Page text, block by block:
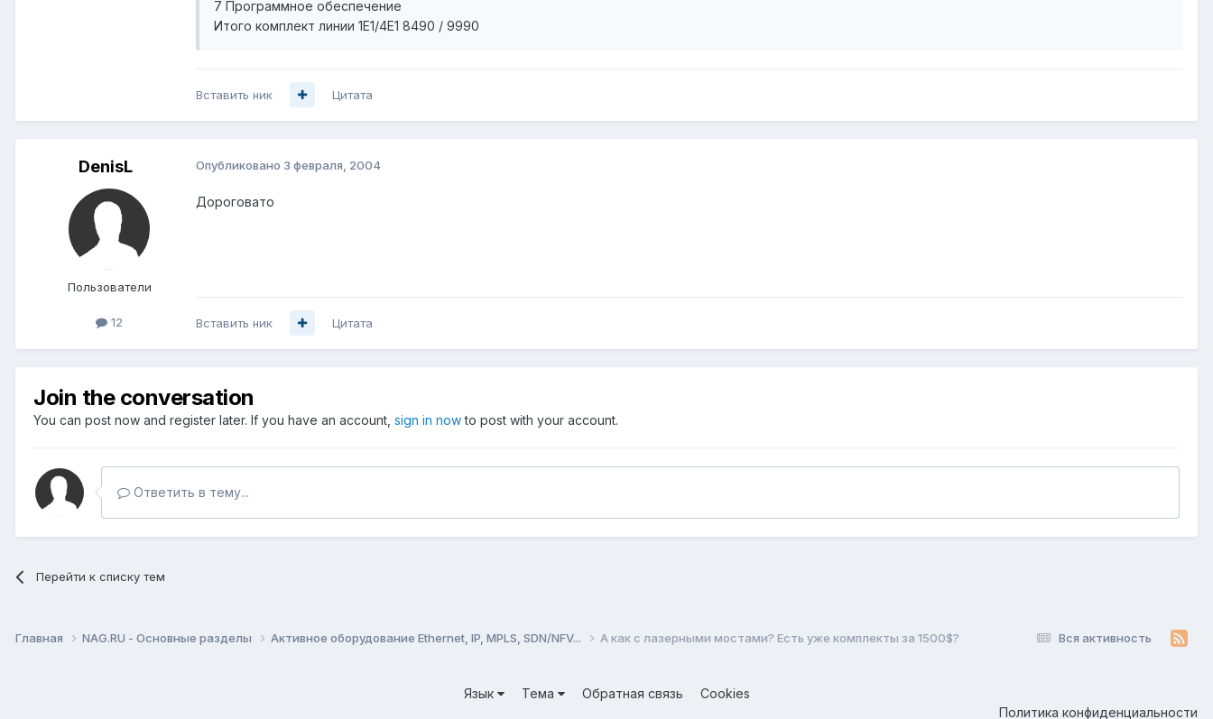
7 Программное обеспечение
Итого комплект линии 1Е1/4Е1 8490 / 9990
Вставить ник Цитата
DenisL
Пользователи
12
Опубликовано 3 февраля, 2004
Дороговато
Вставить ник Цитата
Join the conversation
You can post now and register later. If you have an account, sign in nowto post with your account.
Ответить в тему...
Перейти к списку тем
Вся активность
Главная NAG.RU - Основные разделы Активное оборудование Ethernet, IP, MPLS, SDN/NFV... А как с лазерными мостами? Есть уже комплекты за 1500$?
Язык Тема Обратная связь
Cookies
Политика конфиденциальности